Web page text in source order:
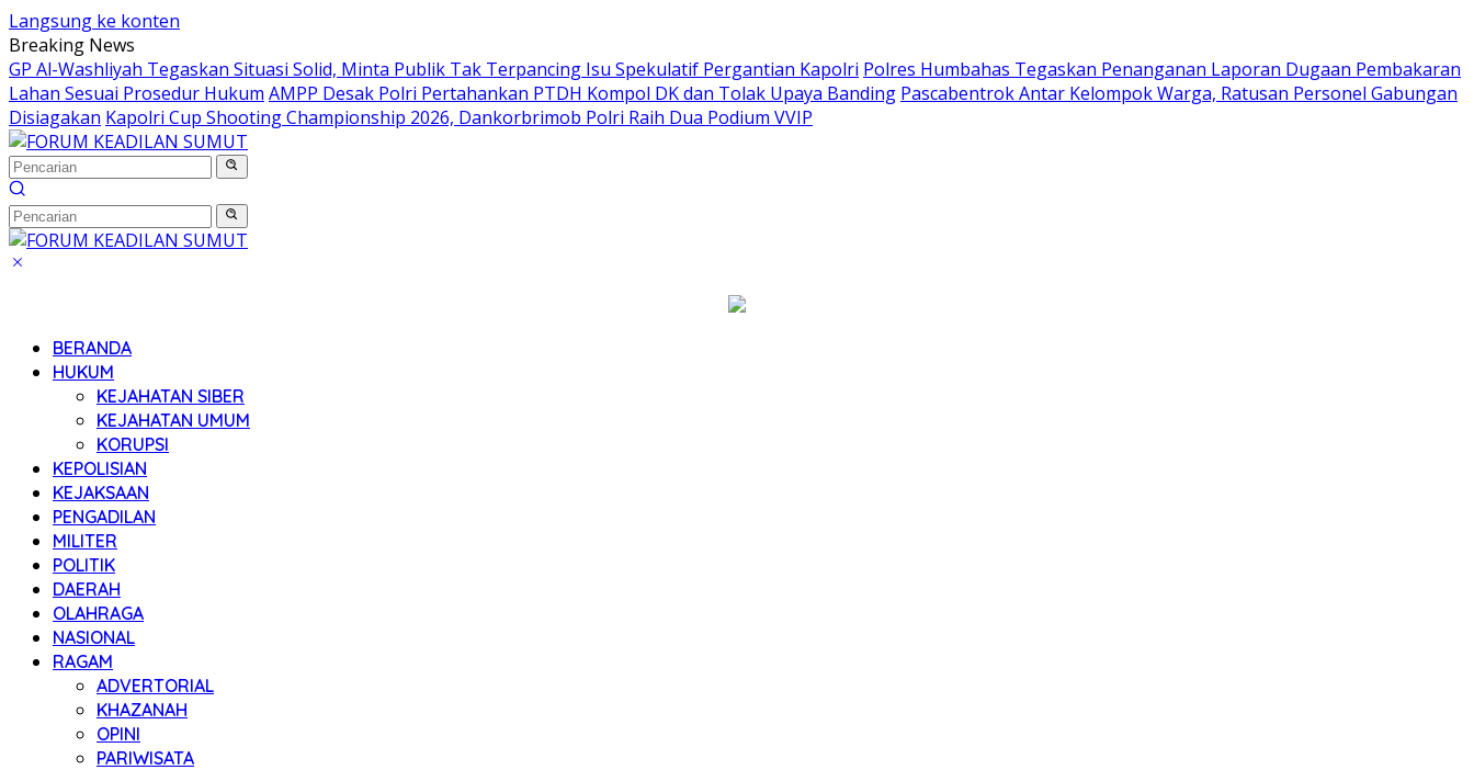
Langsung ke konten
Breaking News
GP Al-Washliyah Tegaskan Situasi Solid, Minta Publik Tak Terpancing Isu Spekulatif Pergantian Kapolri Polres Humbahas Tegaskan Penanganan Laporan Dugaan Pembakaran
Lahan Sesuai Prosedur Hukum AMPP Desak Polri Pertahankan PTDH Kompol DK dan Tolak Upaya Banding Pascabentrok Antar Kelompok Warga, Ratusan Personel Gabungan
Disiagakan Kapolri Cup Shooting Championship 2026, Dankorbrimob Polri Raih Dua Podium VVIP
BERANDA
HUKUM
KEJAHATAN SIBER
KEJAHATAN UMUM
KORUPSI
KEPOLISIAN
KEJAKSAAN
PENGADILAN
MILITER
POLITIK
DAERAH
OLAHRAGA
NASIONAL
RAGAM
ADVERTORIAL
KHAZANAH
OPINI
PARIWISATA